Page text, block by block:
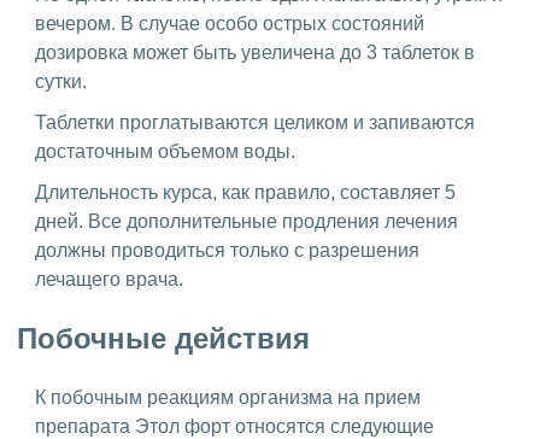
вечером. В случае особо острых состояний
дозировка может быть увеличена до 3 таблеток в
сутки.
Таблетки проглатываются целиком и запиваются
достаточным объемом воды.
Длительность курса, как правило, составляет 5
дней. Все дополнительные продления лечения
должны проводиться только с разрешения
лечащего врача.
Побочные действия
К побочным реакциям организма на прием
препарата Этол форт относятся следующие